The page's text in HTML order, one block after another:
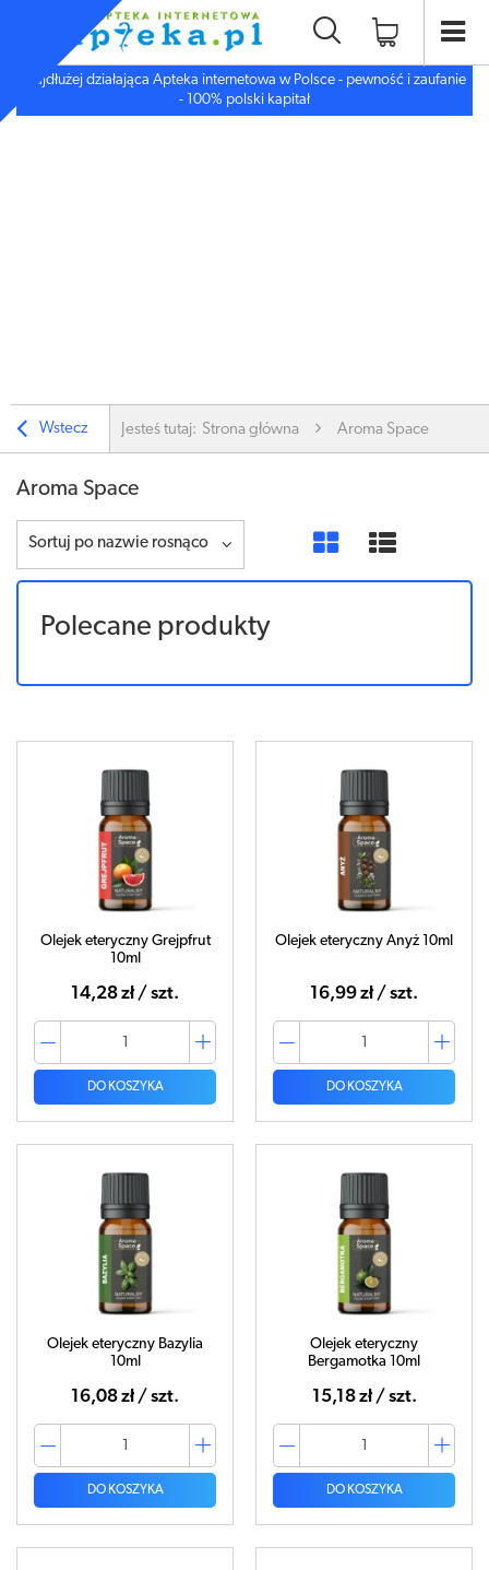
Najdłużej działająca Apteka internetowa w Polsce - pewność i zaufanie
- 100% polski kapitał
Wstecz Jesteś tutaj: Strona główna Aroma Space
Aroma Space
Sortuj po nazwie rosnąco
Polecane produkty
Olejek eteryczny Grejpfrut
10ml
14,28 zł / szt.
DO KOSZYKA
Olejek eteryczny Anyż 10ml
16,99 zł / szt.
DO KOSZYKA
Olejek eteryczny Bazylia
10ml
16,08 zł / szt.
DO KOSZYKA
Olejek eteryczny
Bergamotka 10ml
15,18 zł / szt.
DO KOSZYKA